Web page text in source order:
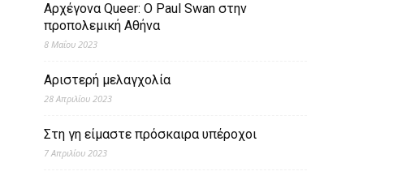
Αρχέγονα Queer: O Paul Swan στην
προπολεμική Αθήνα
8 Μαΐου 2023
Αριστερή μελαγχολία
28 Απριλίου 2023
Στη γη είμαστε πρόσκαιρα υπέροχοι
7 Απριλίου 2023